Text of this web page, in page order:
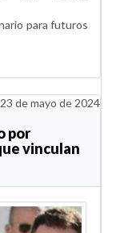
para futuros
de mayo de 2024
por
vinculan